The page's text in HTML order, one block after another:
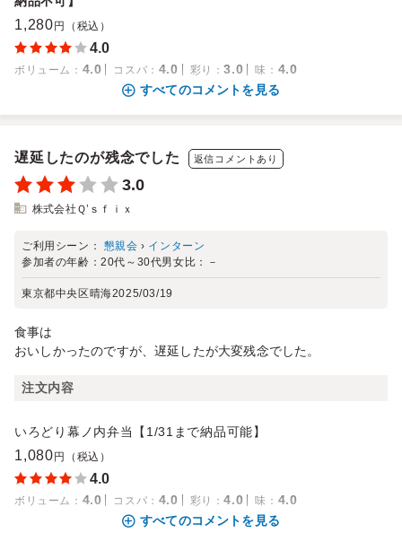
1,280 円（税込）
4.0
ボリューム ： 4.0 コスパ ： 4.0 彩り ：3.0 味 ： 4.0
すべてのコメントを見る
遅延したのが残念でした 返信コメントあり
3.0
株式会社Ｑ’ｓｆｉｘ
ご利用シーン： 懇親会 › インターン
参加者の年齢：20代～30代男女比： －
東京都中央区晴海2025/03/19
食事は
おいしかったのですが、遅延したが大変残念でした。
注文内容
いろどり幕ノ内弁当【1/31まで納品可能】
1,080 円（税込）
4.0
ボリューム ： 4.0 コスパ ： 4.0 彩り ：4.0 味 ： 4.0
すべてのコメントを見る